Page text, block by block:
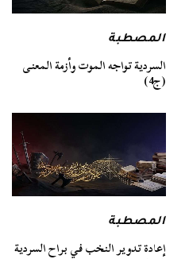
المصطبة
السردية تواجه الموت وأزمة المعنى
(ج4)
المصطبة
إعادة تدوير النخب في براح السردية